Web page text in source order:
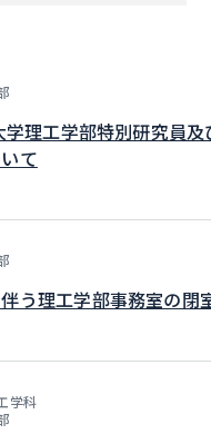
理工学部特別研究員及
て
う理工学部事務室の閉
学科